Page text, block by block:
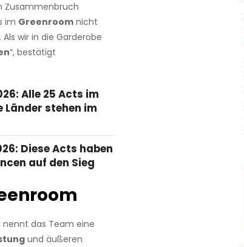
Zusammenbruch
im Greenroomnicht
wir in die Garderobe
“, bestätigt
Alle 25 Acts im
Länder stehen im
Diese Acts haben
auf den Sieg
das Team eine
und äußeren